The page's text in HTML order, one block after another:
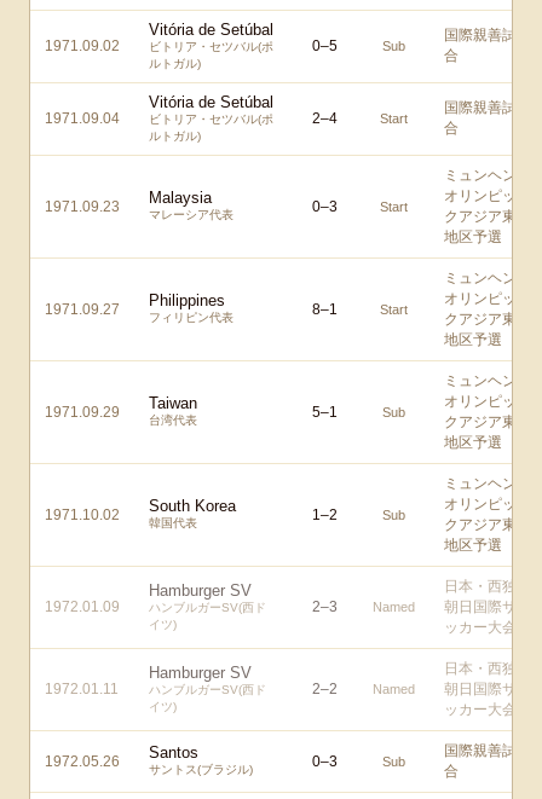
1971.09.02
Vitória de Setúbal
ビトリア・セツバル(ポ
ルトガル)
0–5 Sub
国際親善試
合
1971.09.04
Vitória de Setúbal
ビトリア・セツバル(ポ
ルトガル)
2–4 Start
国際親善試
合
1971.09.23 Malaysia
マレーシア代表 0–3 Start
ミュンヘン
オリンピッ
クアジア東
地区予選
1971.09.27 Philippines
フィリピン代表 8–1 Start
ミュンヘン
オリンピッ
クアジア東
地区予選
1971.09.29 Taiwan
台湾代表 5–1 Sub
ミュンヘン
オリンピッ
クアジア東
地区予選
1971.10.02 South Korea
韓国代表 1–2 Sub
ミュンヘン
オリンピッ
クアジア東
地区予選
1972.01.09
Hamburger SV
ハンブルガーSV(西ド
イツ)
2–3 Named
日本・西独
朝日国際サ
ッカー大会
1972.01.11
Hamburger SV
ハンブルガーSV(西ド
イツ)
2–2 Named
日本・西独
朝日国際サ
ッカー大会
1972.05.26 Santos
サントス(ブラジル) 0–3 Sub
国際親善試
合